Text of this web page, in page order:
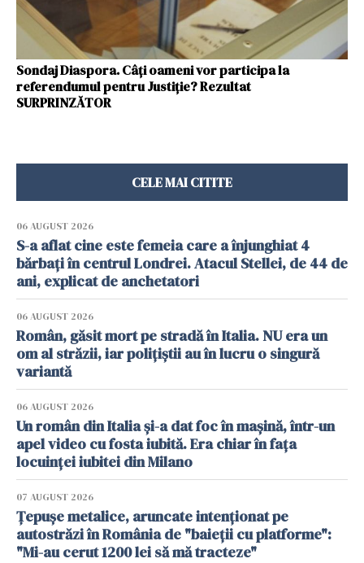
Sondaj Diaspora. Câţi oameni vor participa la
referendumul pentru Justiţie? Rezultat
SURPRINZĂTOR
CELE MAI CITITE
06 AUGUST 2026
S-a aflat cine este femeia care a înjunghiat 4
bărbați în centrul Londrei. Atacul Stellei, de 44 de
ani, explicat de anchetatori
06 AUGUST 2026
Român, găsit mort pe stradă în Italia. NU era un
om al străzii, iar polițiștii au în lucru o singură
variantă
06 AUGUST 2026
Un român din Italia și-a dat foc în mașină, într-un
apel video cu fosta iubită. Era chiar în fața
locuinței iubitei din Milano
07 AUGUST 2026
Țepușe metalice, aruncate intenționat pe
autostrăzi în România de "baieții cu platforme":
"Mi-au cerut 1200 lei să mă tracteze"